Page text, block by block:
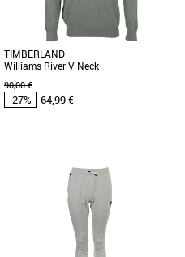
TIMBERLAND
Williams River V Neck
90,00 €
-27% 64,99 €
Vêtements pas cher et Promos
Fabriqué dans un coton biologique à
100%, le Pull Col V pour Homme
Timberland Williams River V-Neck [...]